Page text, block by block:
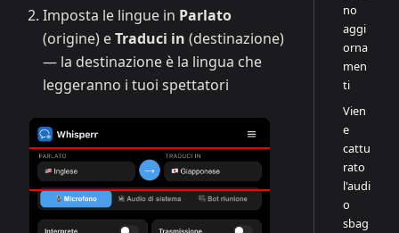
Imposta le lingue in Parlato
(origine) eTraduci in (destinazione)
— la destinazione è la lingua che
leggeranno i tuoi spettatori
no
aggi
orna
men
ti
Vien
e
cattu
rato
l'audi
o
sbag